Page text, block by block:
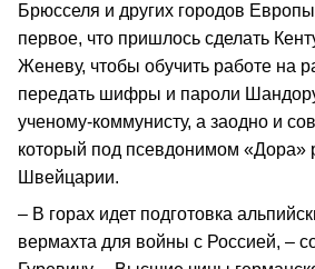
Брюсселя и других городов
первое, что пришлось сделать
Женеву, чтобы обучить работе на
передать шифры и пароли
ученому-коммунисту, а заодно и
который под псевдонимом «Дора»
Швейцарии.
– В горах идет подготовка
вермахта для войны с Россией, –